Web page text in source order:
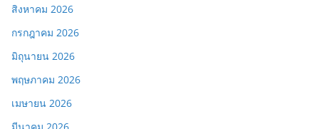
สิงหาคม 2026
กรกฎาคม 2026
มิถุนายน 2026
พฤษภาคม 2026
เมษายน 2026